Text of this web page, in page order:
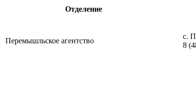
Отделение
Перемышльское агентство
с.
8